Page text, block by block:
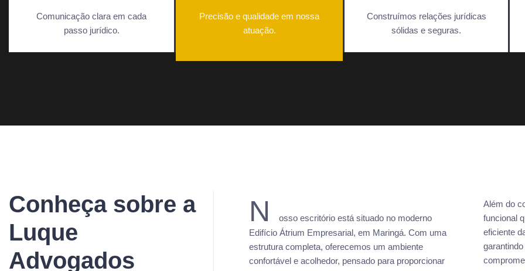
Comunicação clara em cada
passo jurídico.
Precisão e qualidade em nossa
atuação.
Construímos relações jurídicas
sólidas e seguras.
Conheça sobre a
Luque
Advogados
N
osso escritório está situado no moderno
Edifício Átrium Empresarial, em Maringá. Com uma
estrutura completa, oferecemos um ambiente
confortável e acolhedor, pensado para proporcionar
Além do
funcional
eficiente